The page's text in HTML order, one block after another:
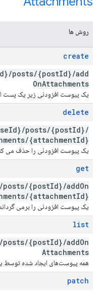
روش ها
create
/posts/{postId}/add
OnAttachments
یک پیوست افزودنی زیر یک پست
delete
Id}/posts/{postId}/
/{attachmentId}
یک پیوست افزودنی را حذف می
get
/posts/{postId}/addOn
/{attachmentId}
یک پیوست افزودنی را برمی
list
/posts/{postId}/addOn
Attachments
همه پیوست‌های ایجاد شده توسط
patch